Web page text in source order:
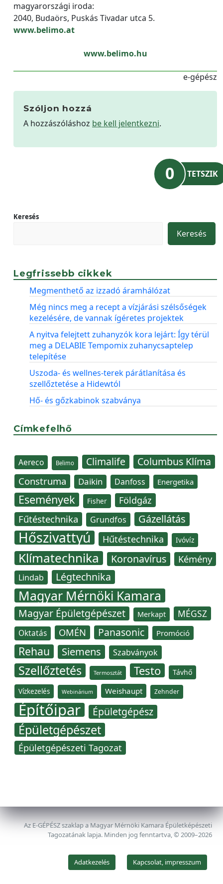
magyarországi iroda:
2040, Budaörs, Puskás Tivadar utca 5.
www.belimo.at
www.belimo.hu
e-gépész
Szóljon hozzá
A hozzászóláshoz be kell jelentkezni.
0 TETSZIK
Keresés
Keresés
Legfrissebb cikkek
Megmenthető az izzadó áramhálózat
Még nincs meg a recept a vízjárási szélsőségek
kezelésére, de vannak ígéretes projektek
A nyitva felejtett zuhanyzók kora lejárt: Így térül
meg a DELABIE Tempomix zuhanycsaptelep
telepítése
Uszoda- és wellnes-terek párátlanítása és
szellőztetése a Hidewtól
Hő- és gőzkabinok szabványa
Címkefelhő
Aereco Belimo Climalife Columbus Klíma
Construma Daikin Danfoss Energetika
Események Fisher Földgáz
Fűtéstechnika Grundfos Gázellátás
Hőszivattyú Hűtéstechnika Ivóvíz
Klímatechnika Koronavírus Kémény
Lindab Légtechnika
Magyar Mérnöki Kamara
Magyar Épületgépészet Merkapt MÉGSZ
Oktatás OMÉN Panasonic Promóció
Rehau Siemens Szabványok
Szellőztetés Termosztát Testo Távhő
Vízkezelés Webinárium Weishaupt Zehnder
Építőipar Épületgépész
Épületgépészet
Épületgépészeti Tagozat
Az E-GÉPÉSZ szaklap a Magyar Mérnöki Kamara Épületképészeti
Tagozatának lapja. Minden jog fenntartva, © 2009–2026
Adatkezelés Kapcsolat, impresszum